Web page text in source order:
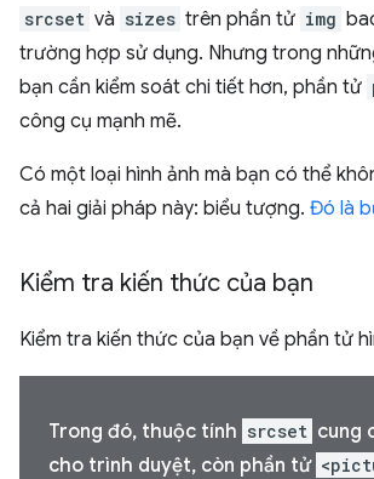
srcset và sizes trên phần tử img
trường hợp sử dụng. Nhưng trong
bạn cần kiểm soát chi tiết hơn, phần tử
công cụ mạnh mẽ.
Có một loại hình ảnh mà bạn có thể
cả hai giải pháp này: biểu tượng. Đó là
Kiểm tra kiến thức của bạn
Kiểm tra kiến thức của bạn về phần tử
Trong đó, thuộc tính srcset cung
cho trình duyệt, còn phần tử